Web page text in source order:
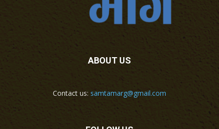
ABOUT US
Contact us: samtamarg@gmail.com